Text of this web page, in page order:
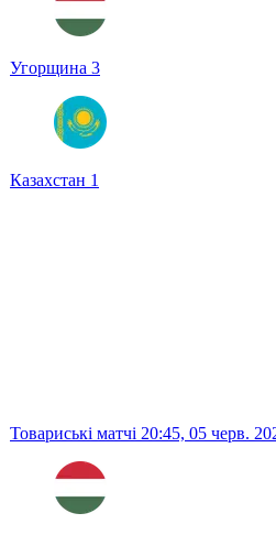
Угорщина 3
Казахстан 1
Товариські матчі 20:45, 05 черв.